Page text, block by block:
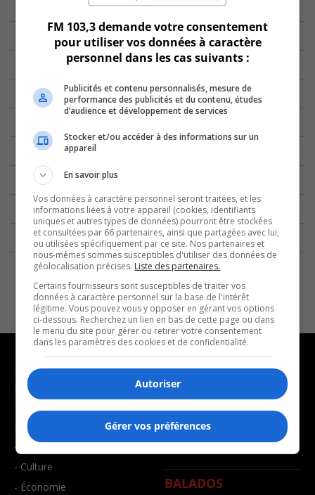
NOUVELLES
- Affaires municipales
- Communauté / Social
- Culture
- Économie
MUSIQUE
- Décompte franco
- Joué récemment
BALADOS
FM 103,3 demande votre consentement
pour utiliser vos données à caractère
personnel dans les cas suivants :
Publicités et contenu personnalisés, mesure de
performance des publicités et du contenu, études
d’audience et développement de services
Stocker et/ou accéder à des informations sur un
appareil
En savoir plus
Vos données à caractère personnel seront traitées, et les
informations liées à votre appareil (cookies, identifiants
uniques et autres types de données) pourront être stockées
et consultées par 66 partenaires, ainsi que partagées avec lui,
ou utilisées spécifiquement par ce site. Nos partenaires et
nous-mêmes sommes susceptibles d'utiliser des données de
géolocalisation précises. Liste des partenaires.
Certains fournisseurs sont susceptibles de traiter vos
données à caractère personnel sur la base de l'intérêt
légitime. Vous pouvez vous y opposer en gérant vos options
ci-dessous. Recherchez un lien en bas de cette page ou dans
le menu du site pour gérer ou retirer votre consentement
dans les paramètres des cookies et de confidentialité.
Autoriser
Gérer vos préférences